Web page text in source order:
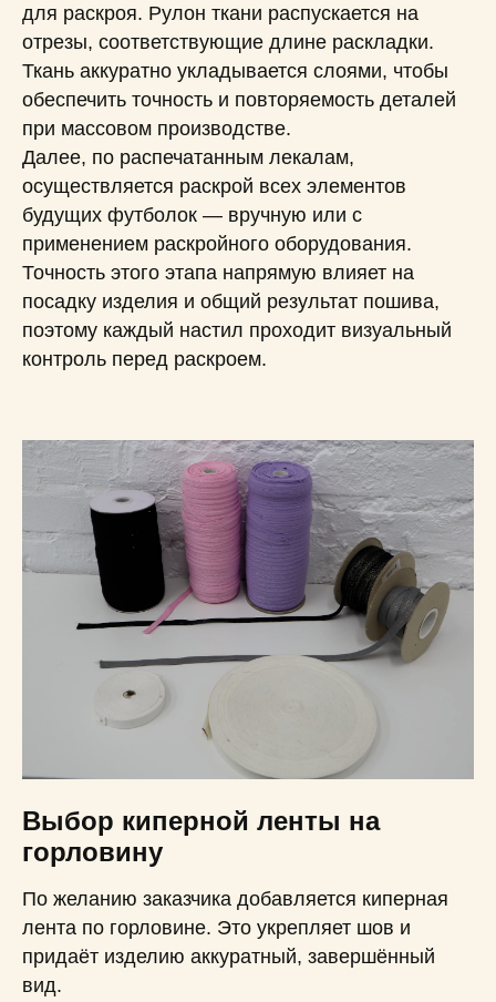
для раскроя. Рулон ткани распускается на
отрезы, соответствующие длине раскладки.
Ткань аккуратно укладывается слоями, чтобы
обеспечить точность и повторяемость деталей
при массовом производстве.
Далее, по распечатанным лекалам,
осуществляется раскрой всех элементов
будущих футболок — вручную или с
применением раскройного оборудования.
Точность этого этапа напрямую влияет на
посадку изделия и общий результат пошива,
поэтому каждый настил проходит визуальный
контроль перед раскроем.
Выбор киперной ленты на
горловину
По желанию заказчика добавляется киперная
лента по горловине. Это укрепляет шов и
придаёт изделию аккуратный, завершённый
вид.